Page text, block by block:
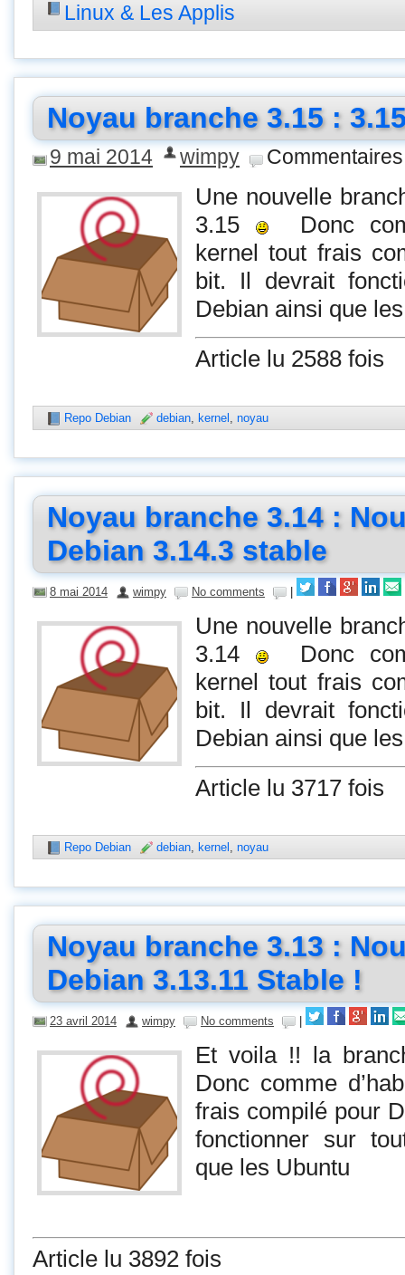
Linux & Les Applis
Noyau branche 3.15 :
9 mai 2014 wimpy
Une nouvelle
3.15
Donc
kernel tout frais
bit. Il devrait
Debian ainsi que
Article lu 2588 fois
Repo Debian debian, kernel , noyau
Noyau branche 3.14 :
Debian 3.14.3 stable
8 mai 2014 wimpy No comments
Une nouvelle
3.14
Donc
kernel tout frais
bit. Il devrait
Debian ainsi que
Article lu 3717 fois
Repo Debian debian, kernel , noyau
Noyau branche 3.13 :
Debian 3.13.11 Stable !
23 avril 2014 wimpy No comments
Et voila !! la
Donc comme
frais compilé pour
fonctionner sur
que les Ubuntu
Article lu 3892 fois